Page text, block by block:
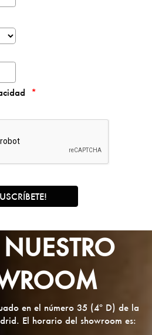
en el número 35 (4º D) de la
El horario del showroom es: